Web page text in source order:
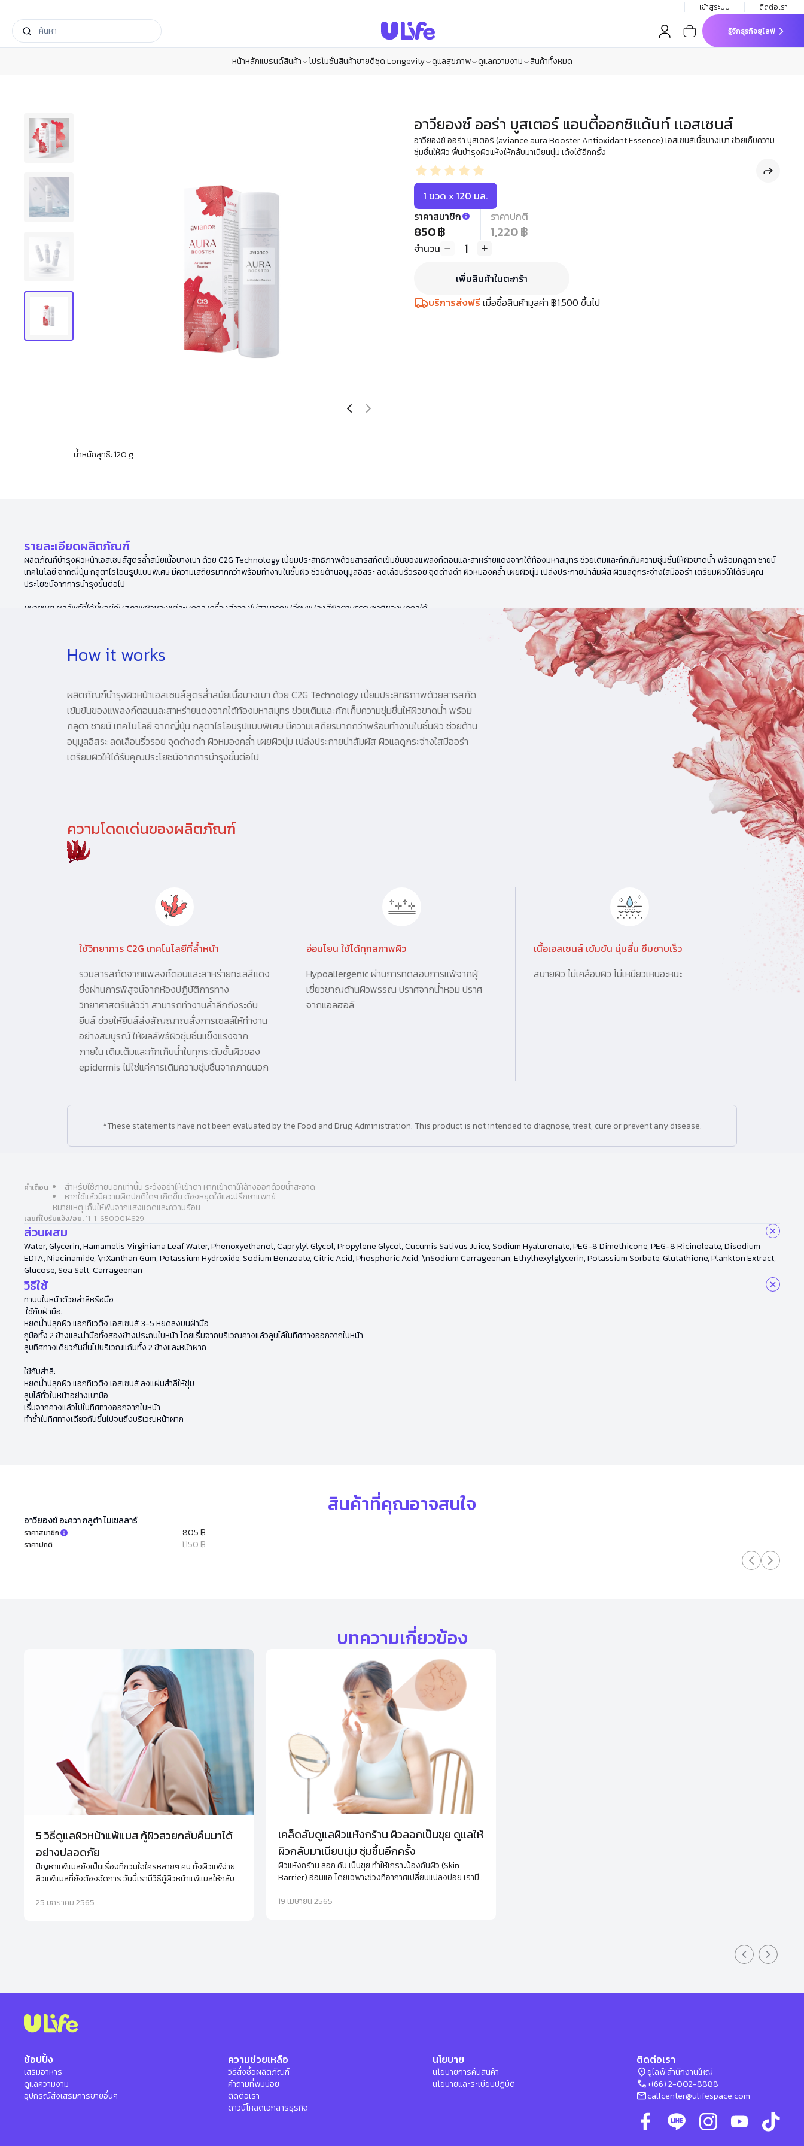
เข้าสู่ระบบ ติดต่อเรา
รู้จักธุรกิจยูไลฟ์
หน้าหลักแบรนด์สินค้า โปรโมชั่นสินค้าขายดีชุด Longevity ดูแลสุขภาพ ดูแลความงาม สินค้าทั้งหมด
น้ำหนักสุทธิ: 120 g
อาวียองซ์ ออร่า บูสเตอร์ แอนตี้ออกซิแด้นท์ เเอสเซนส์
อาวียองซ์ ออร่า บูสเตอร์ (aviance aura Booster Antioxidant Essence) เอสเซนส์เนื้อบางเบา ช่วยเก็บความ
ชุ่มชื้นให้ผิว ฟื้นบำรุงผิวแห้งให้กลับมาเนียนนุ่ม เด้งได้อีกครั้ง
1 ขวด x 120 มล.
ราคาสมาชิก
850 ฿
ราคาปกติ
1,220 ฿
จำนวน 1
เพิ่มสินค้าในตะกร้า
บริการส่งฟรีเมื่อซื้อสินค้ามูลค่า ฿1,500 ขึ้นไป
รายละเอียดผลิตภัณฑ์
ผลิตภัณฑ์บำรุงผิวหน้าเอสเซนส์สูตรล้ำสมัยเนื้อบางเบา ด้วย C2G Technology เปี่ยมประสิทธิภาพด้วยสารสกัดเข้มข้นของแพลงก์ตอนและสาหร่ายแดงจากใต้ท้องมหาสมุทร ช่วยเติมและกักเก็บความชุ่มชื่นให้ผิวขาดน้ำ พร้อมกลูตา ชายน์
เทคโนโลยี จากญี่ปุ่น กลูตาไธโอนรูปแบบพิเศษ มีความเสถียรมากกว่าพร้อมทำงานในชั้นผิว ช่วยต้านอนุมูลอิสระ ลดเลือนริ้วรอย จุดด่างดำ ผิวหมองคล้ำ เผยผิวนุ่ม เปล่งประกายน่าสัมผัส ผิวแลดูกระจ่างใสมีออร่า เตรียมผิวให้ได้รับคุณ
ประโยชน์จากการบำรุงขั้นต่อไป
หมายเหตุ ผลลัพธ์ที่ได้ขึ้นอยู่กับสภาพผิวของแต่ละบุคคล เครื่องสำอางไม่สามารถเปลี่ยนแปลงสีผิวตามธรรมชาติของบุคคลได้
How it works
ผลิตภัณฑ์บำรุงผิวหน้าเอสเซนส์สูตรล้ำสมัยเนื้อบางเบา ด้วย C2G Technology เปี่ยมประสิทธิภาพด้วยสารสกัด
เข้มข้นของแพลงก์ตอนและสาหร่ายแดงจากใต้ท้องมหาสมุทร ช่วยเติมและกักเก็บความชุ่มชื่นให้ผิวขาดน้ำ พร้อม
กลูตา ชายน์ เทคโนโลยี จากญี่ปุ่น กลูตาไธโอนรูปแบบพิเศษ มีความเสถียรมากกว่าพร้อมทำงานในชั้นผิว ช่วยต้าน
อนุมูลอิสระ ลดเลือนริ้วรอย จุดด่างดำ ผิวหมองคล้ำ เผยผิวนุ่ม เปล่งประกายน่าสัมผัส ผิวแลดูกระจ่างใสมีออร่า
เตรียมผิวให้ได้รับคุณประโยชน์จากการบำรุงขั้นต่อไป
ความโดดเด่นของผลิตภัณฑ์
ใช้วิทยาการ C2G เทคโนโลยีที่ล้ำหน้า
รวมสารสกัดจากแพลงก์ตอนและสาหร่ายทะเลสีแดง
ซึ่งผ่านการพิสูจน์จากห้องปฏิบัติการทาง
วิทยาศาสตร์แล้วว่า สามารถทำงานล้ำลึกถึงระดับ
ยีนส์ ช่วยให้ยีนส์ส่งสัญญาณสั่งการเซลล์ให้ทำงาน
อย่างสมบูรณ์ ให้ผลลัพธ์ผิวชุ่มชื่นแข็งแรงจาก
ภายใน เติมเต็มและกักเก็บน้ำในทุกระดับชั้นผิวของ
epidermis ไม่ใช่แค่การเติมความชุ่มชื่นจากภายนอก
อ่อนโยน ใช้ได้ทุกสภาพผิว
Hypoallergenic ผ่านการทดสอบการแพ้จากผู้
เชี่ยวชาญด้านผิวพรรณ ปราศจากน้ำหอม ปราศ
จากแอลฮอล์
เนื้อเอสเซนส์ เข้มข้น นุ่มลื่น ซึมซาบเร็ว
สบายผิว ไม่เคลือบผิว ไม่เหนียวเหนอะหนะ
*These statements have not been evaluated by the Food and Drug Administration. This product is not intended to diagnose, treat, cure or prevent any disease.
คำเตือน สำหรับใช้ภายนอกเท่านั้น ระวังอย่าให้เข้าตา หากเข้าตาให้ล้างออกด้วยน้ำสะอาด
หากใช้แล้วมีความผิดปกติใดๆ เกิดขึ้น ต้องหยุดใช้และปรึกษาแพทย์
หมายเหตุ เก็บให้พ้นจากแสงแดดและความร้อน
เลขที่ใบรับแจ้ง/อย. 11-1-6500014629
ส่วนผสม
Water, Glycerin, Hamamelis Virginiana Leaf Water, Phenoxyethanol, Caprylyl Glycol, Propylene Glycol, Cucumis Sativus Juice, Sodium Hyaluronate, PEG-8 Dimethicone, PEG-8 Ricinoleate, Disodium
EDTA, Niacinamide, \nXanthan Gum, Potassium Hydroxide, Sodium Benzoate, Citric Acid, Phosphoric Acid, \nSodium Carrageenan, Ethylhexylglycerin, Potassium Sorbate, Glutathione, Plankton Extract,
Glucose, Sea Salt, Carrageenan
วิธีใช้
ทาบนใบหน้าด้วยสำลีหรือมือ
ใช้กับฝ่ามือ:
หยดน้ำปลุกผิว แอกทิเวติง เอสเซนส์ 3-5 หยดลงบนฝ่ามือ
ถูมือทั้ง 2 ข้างและนำมือทั้งสองข้างประกบใบหน้า โดยเริ่มจากบริเวณคางแล้วลูบไล้ในทิศทางออกจากใบหน้า
ลูบทิศทางเดียวกันขึ้นไปบริเวณแก้มทั้ง 2 ข้างและหน้าผาก
ใช้กับสำลี:
หยดน้ำปลุกผิว แอกทิเวติง เอสเซนส์ ลงแผ่นสำลีให้ชุ่ม
ลูบไล้ทั่วใบหน้าอย่างเบามือ
เริ่มจากคางแล้วไปในทิศทางออกจากใบหน้า
ทำซ้ำในทิศทางเดียวกันขึ้นไปจนถึงบริเวณหน้าผาก
สินค้าที่คุณอาจสนใจ
อาวียองซ์ อะควา กลูต้า ไมเซลลาร์
ราคาสมาชิก 805 ฿
ราคาปกติ 1,150 ฿
บทความเกี่ยวข้อง
5 วิธีดูแลผิวหน้าแพ้แมส กู้ผิวสวยกลับคืนมาได้
อย่างปลอดภัย
ปัญหาแพ้แมสยังเป็นเรื่องที่กวนใจใครหลายๆ คน ทั้งผิวแพ้ง่าย
สิวแพ้แมสที่ยังต้องจัดการ วันนี้เรามีวิธีกู้ผิวหน้าแพ้แมสให้กลับ
25 มกราคม 2565
เคล็ดลับดูแลผิวแห้งกร้าน ผิวลอกเป็นขุย ดูแลให้
ผิวกลับมาเนียนนุ่ม ชุ่มชื้นอีกครั้ง
ผิวแห้งกร้าน ลอก คัน เป็นขุย ทำให้เกราะป้องกันผิว (Skin
Barrier) อ่อนแอ โดยเฉพาะช่วงที่อากาศเปลี่ยนแปลงบ่อย เรามี
โลชั่นทาผิวที่แนะนำ
19 เมษายน 2565
Previous slide
Next
ช้อปปิ้ง
เสริมอาหาร
ดูแลความงาม
อุปกรณ์ส่งเสริมการขายอื่นๆ
ความช่วยเหลือ
วิธีสั่งซื้อผลิตภัณฑ์
คำถามที่พบบ่อย
ติดต่อเรา
ดาวน์โหลดเอกสารธุรกิจ
นโยบาย
นโยบายการคืนสินค้า
นโยบายและระเบียบปฏิบัติ
ติดต่อเรา
location_onยูไลฟ์ สำนักงานใหญ่
phone+(66) 2-002-8888
mailcallcenter@ulifespace.com